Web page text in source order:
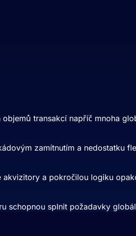
transakcí napříč mnoha
zamítnutím a nedostatku
a pokročilou logiku
schopnou splnit požadavky